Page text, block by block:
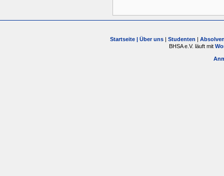
Startseite | Über uns| Studenten
BHSA e.V. läuft mit